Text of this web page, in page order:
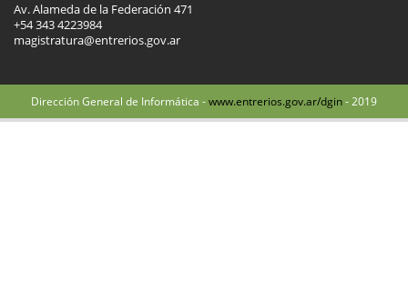
Av. Alameda de la Federación 471
+54 343 4223984
magistratura@entrerios.gov.ar
Dirección General de Informática -www.entrerios.gov.ar/dgin- 2019